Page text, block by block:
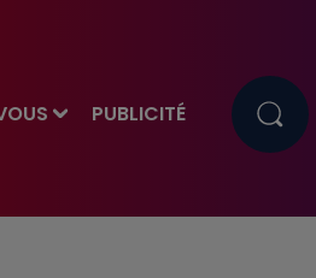
PUBLICITÉ